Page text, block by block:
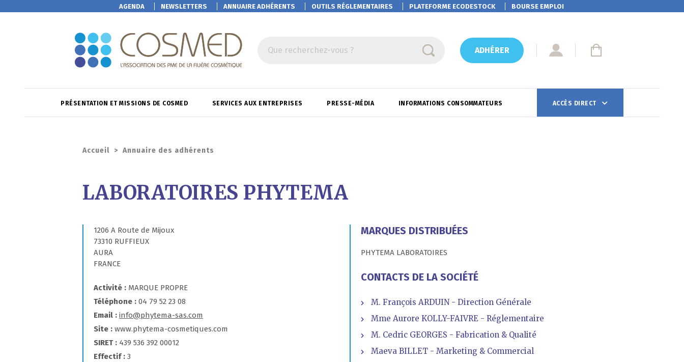
AGENDA NEWSLETTERS ANNUAIRE ADHÉRENTS OUTILS RÉGLEMENTAIRES PLATEFORMEECODESTOCK BOURSE EMPLOI
Que recherchez-vous ? ADHÉRER
PRÉSENTATION ET MISSIONS DE COSMED SERVICES AUX ENTREPRISES PRESSE-MÉDIA INFORMATIONS CONSOMMATEURS ACCÈS DIRECT
Accueil > Annuaire des adhérents
LABORATOIRES PHYTEMA
1206 A Route de Mijoux
73310 RUFFIEUX
AURA
FRANCE
Activité
MARQUE PROPRE
Téléphone
04 79 52 23 08
Email
info@phytema-sas.com
Site
www.phytema-cosmetiques.com
SIRET
439 536 392 00012
Effectif
3
MARQUES DISTRIBUÉES
PHYTEMA LABORATOIRES
CONTACTS DE LA SOCIÉTÉ
M. François ARDUIN - Direction Générale
Mme Aurore KOLLY-FAIVRE - Réglementaire
M. Cedric GEORGES - Fabrication & Qualité
Maeva BILLET - Marketing & Commercial